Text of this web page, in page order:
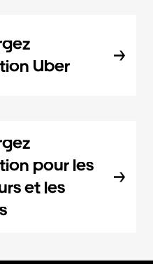
Uber
pour les
et les